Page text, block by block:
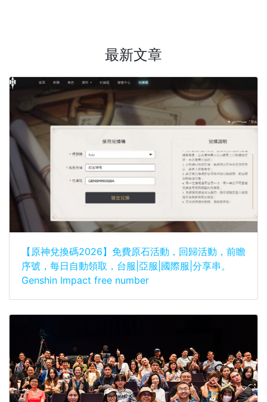
最新文章
【原神兌換碼2026】免費原石活動，回歸活動，前瞻
序號，每日自動領取，台服|亞服|國際服|分享串。
Genshin Impact free number